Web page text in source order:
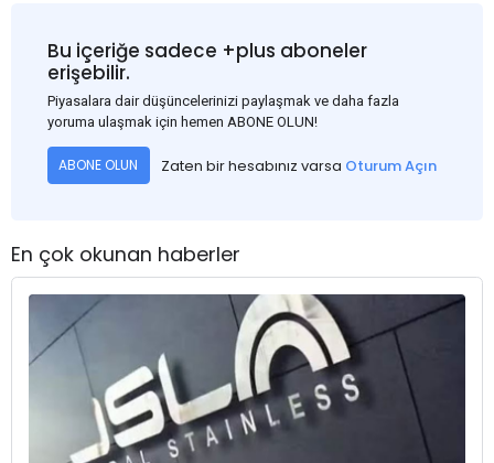
Bu içeriğe sadece +plus aboneler
erişebilir.
Piyasalara dair düşüncelerinizi paylaşmak ve daha fazla
yoruma ulaşmak için hemen ABONE OLUN!
ABONE OLUN Zaten bir hesabınız varsa Oturum Açın
En çok okunan haberler